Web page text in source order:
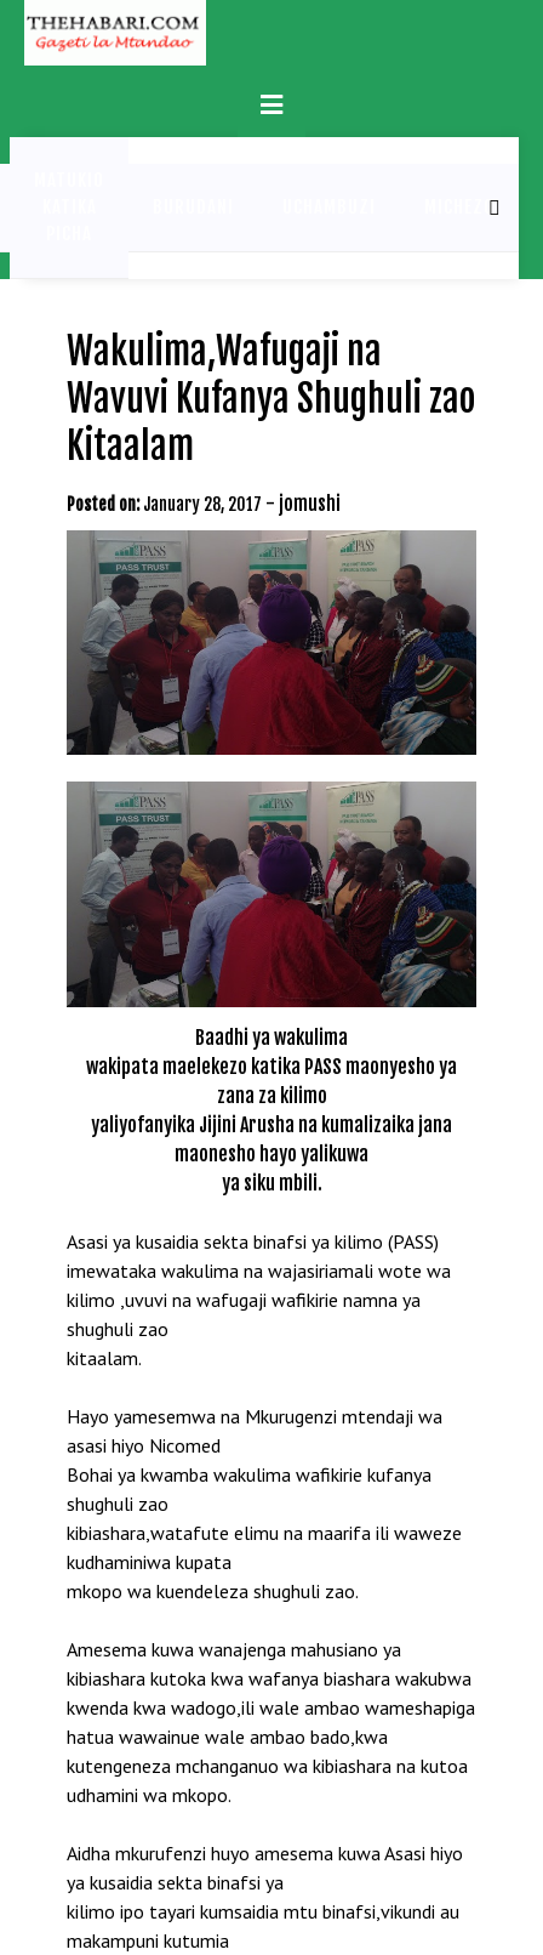
Skip
content
Primary
Menu
MICHEZO
Wakulima,Wafugaji na
Wavuvi Kufanya Shughuli zao
Kitaalam
Posted on: January 28, 2017 - jomushi
Baadhi ya wakulima
wakipata maelekezo katika PASS maonyesho ya
zana za kilimo
yaliyofanyika Jijini Arusha na kumalizaika jana
maonesho hayo yalikuwa
ya siku mbili.
Asasi ya kusaidia sekta binafsi ya kilimo (PASS)
imewataka wakulima na wajasiriamali wote wa
kilimo ,uvuvi na wafugaji wafikirie namna ya
shughuli zao
kitaalam.
Hayo yamesemwa na Mkurugenzi mtendaji wa
asasi hiyo Nicomed
Bohai ya kwamba wakulima wafikirie kufanya
shughuli zao
kibiashara,watafute elimu na maarifa ili waweze
kudhaminiwa kupata
mkopo wa kuendeleza shughuli zao.
Amesema kuwa wanajenga mahusiano ya
kibiashara kutoka kwa wafanya biashara wakubwa
kwenda kwa wadogo,ili wale ambao wameshapiga
hatua wawainue wale ambao bado,kwa
kutengeneza mchanganuo wa kibiashara na kutoa
udhamini wa mkopo.
Aidha mkurufenzi huyo amesema kuwa Asasi hiyo
ya kusaidia sekta binafsi ya
kilimo ipo tayari kumsaidia mtu binafsi,vikundi au
makampuni kutumia